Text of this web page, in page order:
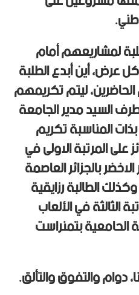
لمشاريعهم أمام
180 ثانية كل عرض، أين أبدع الطلبة
ليتم تكريمهم
السيد مدير الجامعة
المناسبة تكريم
على المرتبة الاولى في
بالجزائر العاصمة
28 ديسمبر 2023، وكذلك الطالبة رزايقية
الثالثة في الألعاب
الحامعية بتمنراست
دوام والتفوق والتألق.